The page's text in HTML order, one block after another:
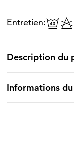
Entretien:
Description du
Informations